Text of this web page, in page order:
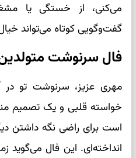
می‌کنی، از خستگی یا
گفت‌وگویی کوتاه می‌تواند
فال سرنوشت
مهری عزیز، سرنوشت تو در
خواسته قلبی و یک تصمیم
است برای راضی نگه داشتن
انداخته‌ای. این فال می‌گوید